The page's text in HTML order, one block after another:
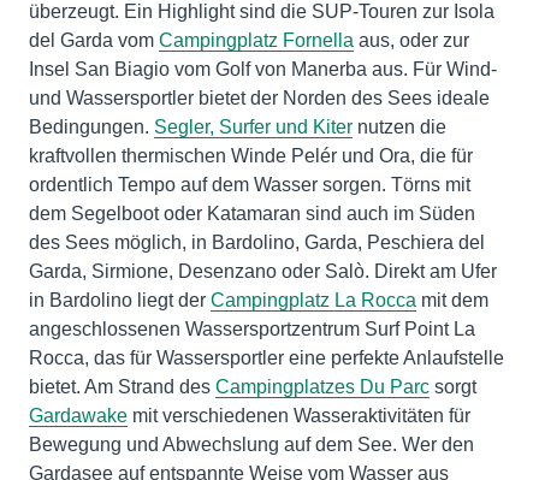
überzeugt. Ein Highlight sind die SUP-Touren zur Isola
del Garda vom Campingplatz Fornella aus, oder zur
Insel San Biagio vom Golf von Manerba aus. Für Wind-
und Wassersportler bietet der Norden des Sees ideale
Bedingungen. Segler, Surfer und Kiter nutzen die
kraftvollen thermischen Winde Pelér und Ora, die für
ordentlich Tempo auf dem Wasser sorgen. Törns mit
dem Segelboot oder Katamaran sind auch im Süden
des Sees möglich, in Bardolino, Garda, Peschiera del
Garda, Sirmione, Desenzano oder Salò. Direkt am Ufer
in Bardolino liegt der Campingplatz La Rocca mit dem
angeschlossenen Wassersportzentrum Surf Point La
Rocca, das für Wassersportler eine perfekte Anlaufstelle
bietet. Am Strand des Campingplatzes Du Parc sorgt
Gardawake mit verschiedenen Wasseraktivitäten für
Bewegung und Abwechslung auf dem See. Wer den
Gardasee auf entspannte Weise vom Wasser aus